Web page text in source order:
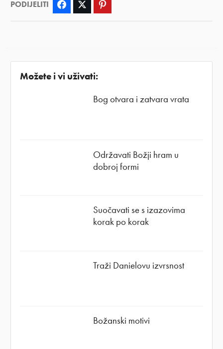
PODIJELITI Facebook Twitter
Možete i vi uživati:
Bog otvara i zatvara vrata
Održavati Božji hram u
dobroj formi
Suočavati se s izazovima
korak po korak
Traži Danielovu izvrsnost
Božanski motivi